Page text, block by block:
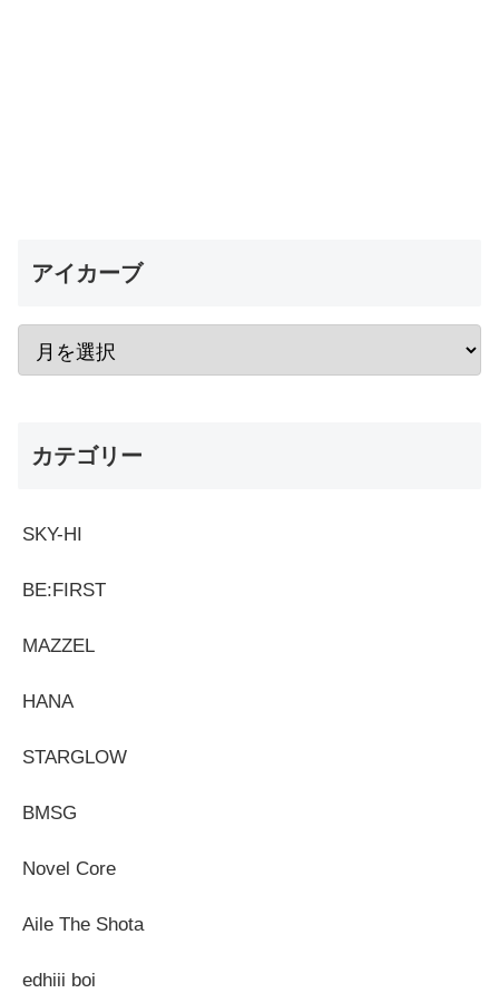
アイカーブ
カテゴリー
SKY-HI
BE:FIRST
MAZZEL
HANA
STARGLOW
BMSG
Novel Core
Aile The Shota
edhiii boi